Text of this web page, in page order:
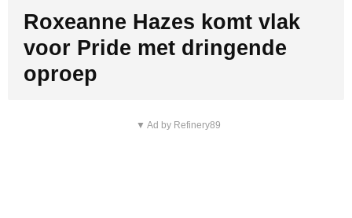
Roxeanne Hazes komt vlak
voor Pride met dringende
oproep
▼ Ad by Refinery89